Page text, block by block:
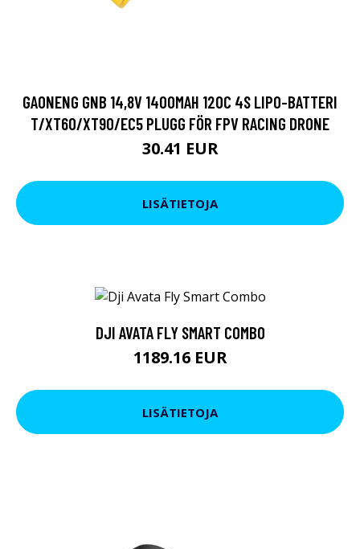
GAONENG GNB 14,8V 1400MAH 120C 4S LIPO-BATTERI
T/XT60/XT90/EC5 PLUGG FÖR FPV RACING DRONE
30.41 EUR
LISÄTIETOJA
DJI AVATA FLY SMART COMBO
1189.16 EUR
LISÄTIETOJA